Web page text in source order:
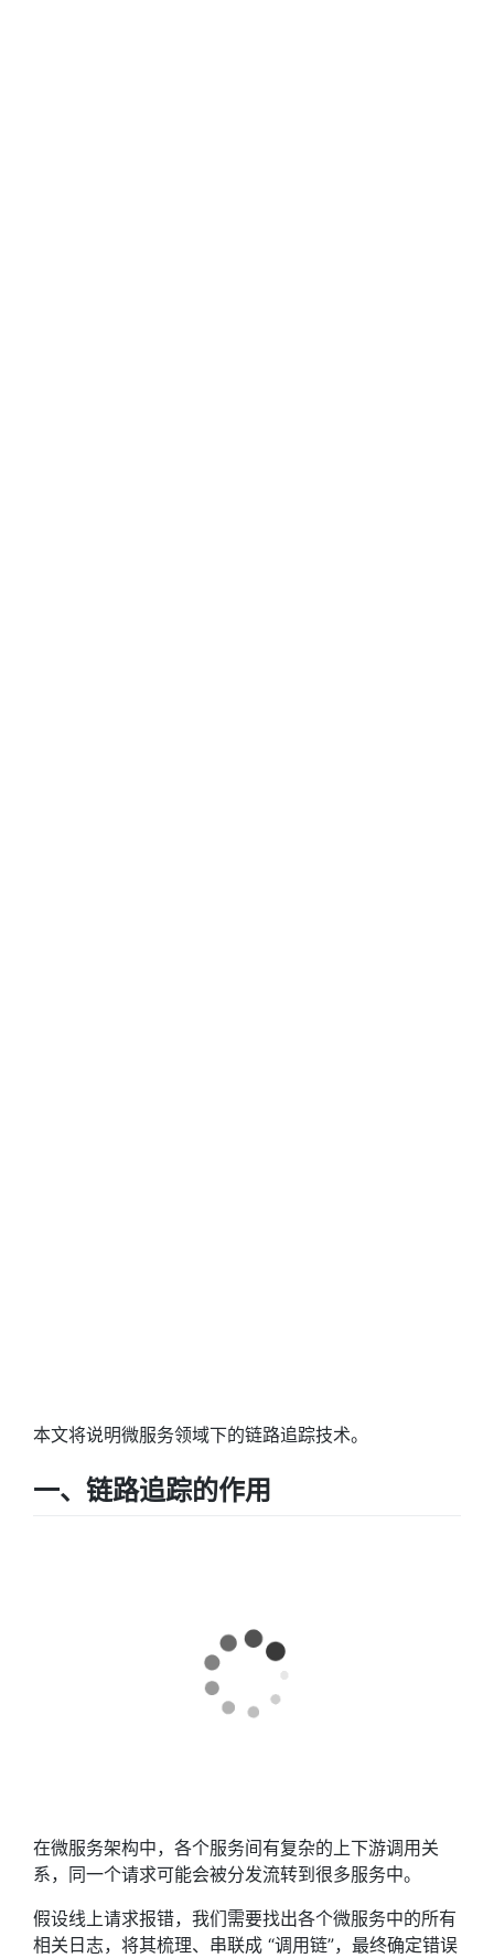
本文将说明微服务领域下的链路追踪技术。
一、链路追踪的作用
在微服务架构中，各个服务间有复杂的上下游调用关
系，同一个请求可能会被分发流转到很多服务中。
假设线上请求报错，我们需要找出各个微服务中的所有
相关日志，将其梳理、串联成 “调用链”，最终确定错误